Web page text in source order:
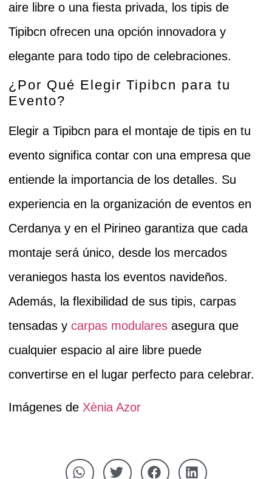
aire libre o una fiesta privada, los tipis de
Tipibcn ofrecen una opción innovadora y
elegante para todo tipo de celebraciones.
¿Por Qué Elegir Tipibcn para tu
Evento?
Elegir a Tipibcn para el montaje de tipis en tu
evento significa contar con una empresa que
entiende la importancia de los detalles. Su
experiencia en la organización de eventos en
Cerdanya y en el Pirineo garantiza que cada
montaje será único, desde los mercados
veraniegos hasta los eventos navideños.
Además, la flexibilidad de sus tipis, carpas
tensadas y carpas modulares asegura que
cualquier espacio al aire libre puede
convertirse en el lugar perfecto para celebrar.
Imágenes de Xènia Azor